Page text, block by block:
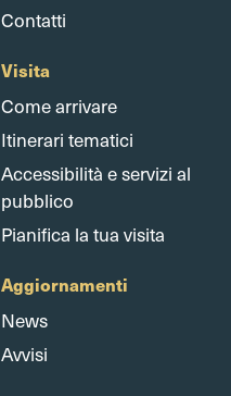
Contatti
Visita
Come arrivare
Itinerari tematici
Accessibilità e servizi al
pubblico
Pianifica la tua visita
Aggiornamenti
News
Avvisi